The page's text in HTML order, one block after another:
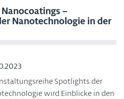
–
Nanotechnologie in der
Spotlights der
wird Einblicke in den